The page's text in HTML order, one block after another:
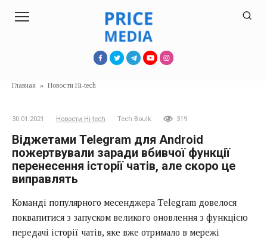
Главная » Новости Hi-tech
30.01.2021 Новости Hi-tech Tech Boulk 319
Віджетами Telegram для Android
пожертвували заради вбивчої функції
перенесення історії чатів, але скоро це
виправлять
Команді популярного месенджера Telegram довелося
поквапитися з запуском великого оновлення з функцією
передачі історії чатів, яке вже отримало в мережі